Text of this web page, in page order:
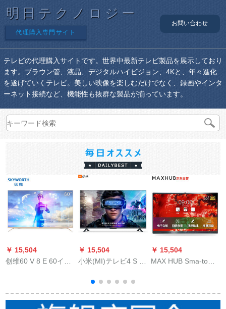
明日テクノロジー
代理購入専門サイト
お問い合わせ
テレビの代理購入サイトです。世界中最新テレビ製品を展示しており
ます。ブラウン管、液晶、デジタルハイビジョン、4Kと、年々進化
を遂げていくテレビ。美しい映像を楽しむだけでなく、録画やインタ
ーネット接続など、機能性も抜群な製品が揃っています。
￥ 15,504
创维60 V 8 E 60イン
ビモニター
￥ 15,504
小米(MI)テレビ4 S 55
晶スマ·テ·リング2
G+8 G音のリモン
￥ 15,504
MAX HUB Sma-tomi-
オ会議の電子ホワイ
トボー投影教育テリ